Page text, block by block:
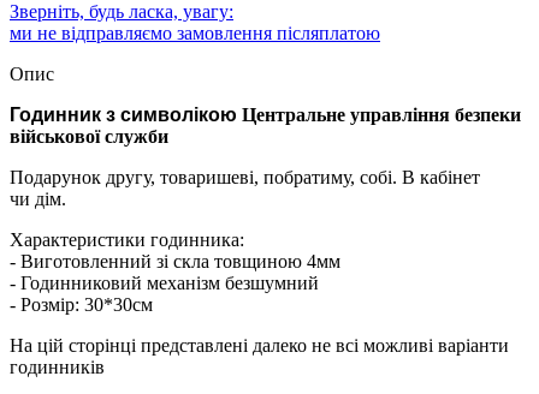
Зверніть, будь ласка, увагу:
ми не відправляємо замовлення післяплатою
Опис
Годинник з символікою Центральне управління безпеки
військової служби
Подарунок другу, товаришеві, побратиму, собі. В кабінет
чи дім.
Характеристики годинника:
- Виготовленний зі скла товщиною 4мм
- Годинниковий механізм безшумний
- Розмір: 30*30см
На цій сторінці представлені далеко не всі можливі варіанти
годинників